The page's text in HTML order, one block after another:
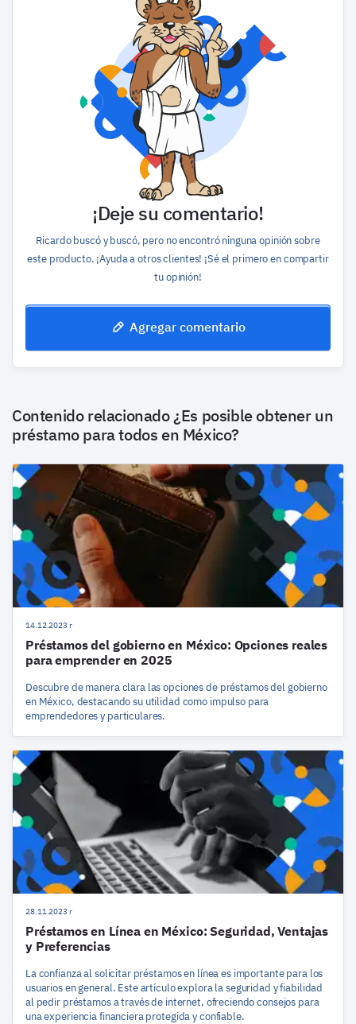
¡Deje su comentario!
Ricardo buscó y buscó, pero no encontró ninguna opinión sobre
este producto. ¡Ayuda a otros clientes! ¡Sé el primero en compartir
tu opinión!
Agregar comentario
Contenido relacionado¿Es posible obtener un
préstamo para todos en México?
14.12.2023 r
Préstamos del gobierno en México: Opciones reales
para emprender en 2025
Descubre de manera clara las opciones de préstamos del gobierno
en México, destacando su utilidad como impulso para
emprendedores y particulares.
28.11.2023 r
Préstamos en Línea en México: Seguridad, Ventajas
y Preferencias
La confianza al solicitar préstamos en línea es importante para los
usuarios en general. Este artículo explora la seguridad y fiabilidad
al pedir préstamos a través de internet, ofreciendo consejos para
una experiencia financiera protegida y confiable.